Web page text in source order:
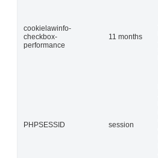
cookielawinfo-
checkbox-
performance
11 months
PHPSESSID session